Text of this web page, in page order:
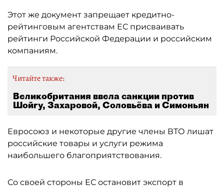
Этот же документ запрещает кредитно-
рейтинговым агентствам ЕС присваивать
рейтинги Российской Федерации и российским
компаниям.
Читайте также:
Великобритания ввела санкции против
Шойгу, Захаровой, Соловьёва и Симоньян
Евросоюз и некоторые другие члены ВТО лишат
российские товары и услуги режима
наибольшего благоприятствования.
Со своей стороны ЕС остановит экспорт в